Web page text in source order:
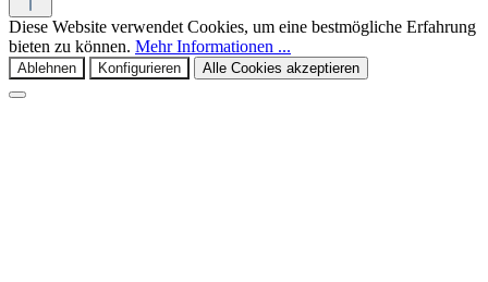
Diese Website verwendet Cookies, um eine bestmögliche Erfahrung
bieten zu können. Mehr Informationen ...
Ablehnen Konfigurieren Alle Cookies akzeptieren